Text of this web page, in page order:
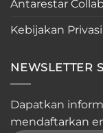
Antarestar
Kebijakan Privasi
NEWSLETTER
Dapatkan
mendaftarkan